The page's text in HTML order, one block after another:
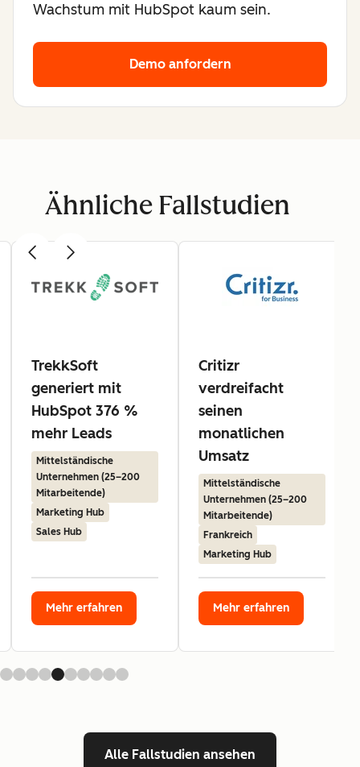
Wachstum mit HubSpot kaum sein.
Demo anfordern
Ähnliche Fallstudien
TrekkSoft
generiert mit
HubSpot 376 %
mehr Leads
Mittelständische
Unternehmen (25–200
Mitarbeitende)
Marketing Hub
Sales Hub
Mehr erfahren
Critizr
verdreifacht
seinen
monatlichen
Umsatz
Mittelständische
Unternehmen (25–200
Mitarbeitende)
Frankreich
Marketing Hub
Mehr erfahren
Alle Fallstudien ansehen